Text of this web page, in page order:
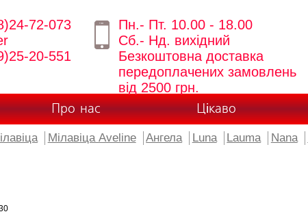
72-073
20-551
Пн.- Пт. 10.00 - 18.00
Сб.- Нд. вихідний
Безкоштовна доставка
передоплачених замовлень
від 2500 грн.
Про нас Цікаво
Мілавіца Aveline Ангела Luna Lauma Nana